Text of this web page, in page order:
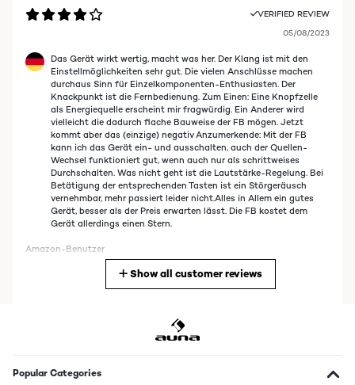
VERIFIED REVIEW
05/08/2023
Das Gerät wirkt wertig, macht was her. Der Klang ist mit den
Einstellmöglichkeiten sehr gut. Die vielen Anschlüsse machen
durchaus Sinn für Einzelkomponenten-Enthusiasten. Der
Knackpunkt ist die Fernbedienung. Zum Einen: Eine Knopfzelle
als Energiequelle erscheint mir fragwürdig. Ein Anderer wird
vielleicht die dadurch flache Bauweise der FB mögen. Jetzt
kommt aber das (einzige) negativ Anzumerkende: Mit der FB
kann ich das Gerät ein- und ausschalten, auch der Quellen-
Wechsel funktioniert gut, wenn auch nur als schrittweises
Durchschalten. Was nicht geht ist die Lautstärke-Regelung. Bei
Betätigung der entsprechenden Tasten ist ein Störgeräusch
vernehmbar, mehr passiert leider nicht.Alles in Allem ein gutes
Gerät, besser als der Preis erwarten lässt. Die FB kostet dem
Gerät allerdings einen Stern.
Amazon-Benutzer
anbetracht der Tatsache, dass es es ein guter Preis ist, verient es
Show all customer reviews
Popular Categories